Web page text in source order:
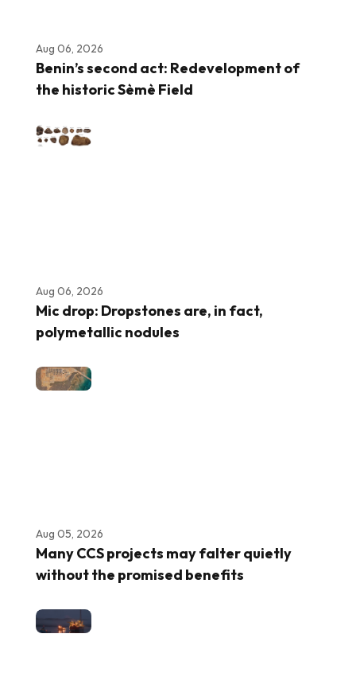
Aug 06, 2026
Benin’s second act: Redevelopment of
the historic Sèmè Field
Aug 06, 2026
Mic drop: Dropstones are, in fact,
polymetallic nodules
Aug 05, 2026
Many CCS projects may falter quietly
without the promised benefits